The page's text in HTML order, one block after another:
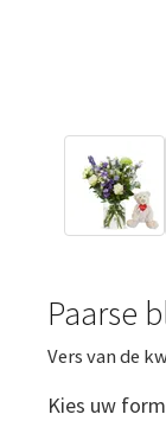
Paarse
Vers van de
Kies uw